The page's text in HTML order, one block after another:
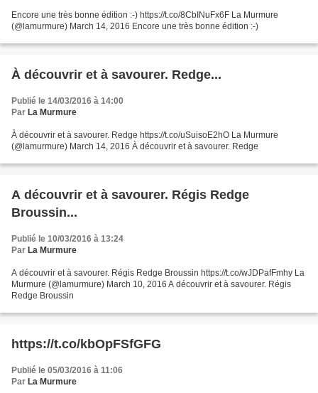
Encore une très bonne édition :-) https://t.co/8CbINuFx6F La Murmure
(@lamurmure) March 14, 2016 Encore une très bonne édition :-)
À découvrir et à savourer. Redge...
Publié le 14/03/2016 à 14:00
Par La Murmure
À découvrir et à savourer. Redge https://t.co/uSuisoE2hO La Murmure
(@lamurmure) March 14, 2016 À découvrir et à savourer. Redge
A découvrir et à savourer. Régis Redge
Broussin...
Publié le 10/03/2016 à 13:24
Par La Murmure
A découvrir et à savourer. Régis Redge Broussin https://t.co/wJDPafFmhy La
Murmure (@lamurmure) March 10, 2016 A découvrir et à savourer. Régis
Redge Broussin
https://t.co/kbOpFSfGFG
Publié le 05/03/2016 à 11:06
Par La Murmure